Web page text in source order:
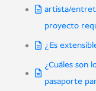
artista/
proyecto
¿Es
¿Cuáles son
pasaporte